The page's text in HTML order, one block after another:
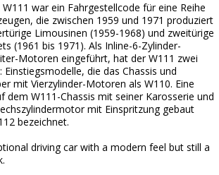
war ein Fahrgestellcode für eine Reihe
die zwischen 1959 und 1971 produziert
Limousinen (1959-1968) und zweitürige
(1961 bis 1971). Als Inline-6-Zylinder-
Motoren eingeführt, hat der W111 zwei
die das Chassis und
mit Vierzylinder-Motoren als W110. Eine
dem W111-Chassis mit seiner Karosserie und
mit Einspritzung gebaut
bezeichnet.
driving car with a modern feel but still a